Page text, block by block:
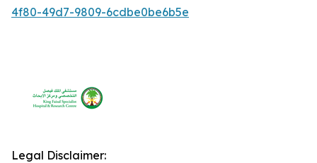
4f80-49d7-9809-6cdbe0be6b5e
Legal Disclaimer: